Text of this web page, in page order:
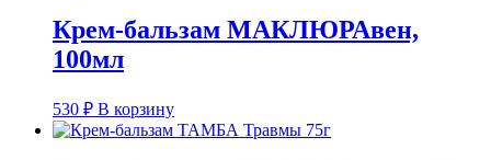
Крем-бальзам МАКЛЮРАвен,
100мл
530 ₽ В корзину